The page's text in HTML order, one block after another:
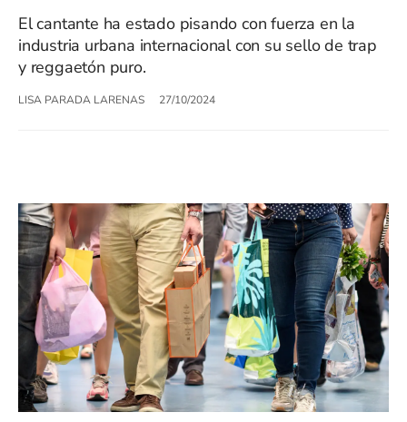
El cantante ha estado pisando con fuerza en la
industria urbana internacional con su sello de trap
y reggaetón puro.
LISA PARADA LARENAS 27/10/2024